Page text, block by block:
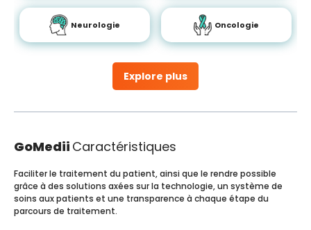
Explore plus
Neurologie Oncologie
GoMedii Caractéristiques
Faciliter le traitement du patient, ainsi que le rendre possible
grâce à des solutions axées sur la technologie, un système de
soins aux patients et une transparence à chaque étape du
parcours de traitement.